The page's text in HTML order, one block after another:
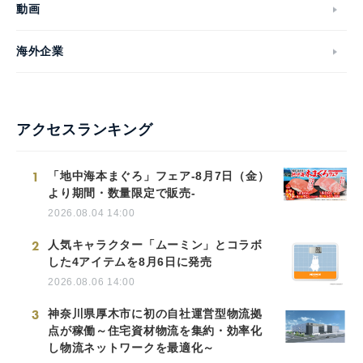
動画
海外企業
アクセスランキング
1
「地中海本まぐろ」フェア-8月7日（金）
より期間・数量限定で販売-
2026.08.04 14:00
2
人気キャラクター「ムーミン」とコラボ
した4アイテムを8月6日に発売
2026.08.06 14:00
3
神奈川県厚木市に初の自社運営型物流拠
点が稼働～住宅資材物流を集約・効率化
し物流ネットワークを最適化～